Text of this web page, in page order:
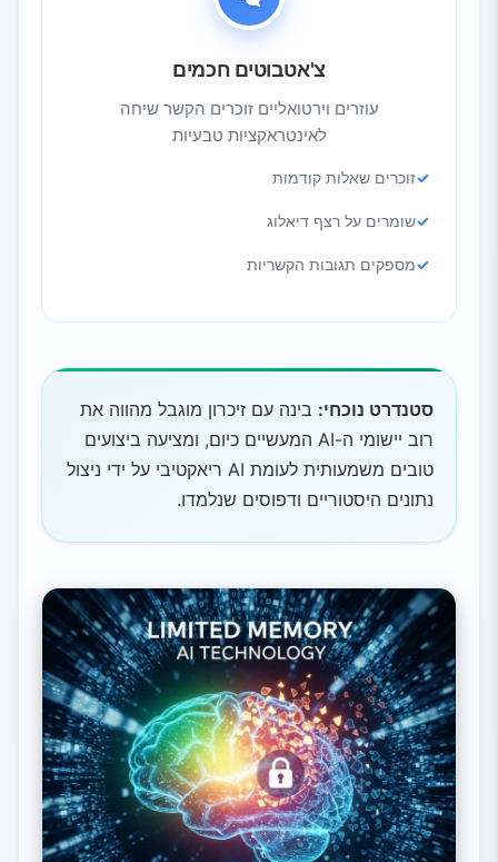
צ'אטבוטים חכמים
עוזרים וירטואליים זוכרים הקשר שיחה
לאינטראקציות טבעיות
זוכרים שאלות קודמות
שומרים על רצף דיאלוג
מספקים תגובות הקשריות
סטנדרט נוכחי: בינה עם זיכרון מוגבל מהווה את
רוב יישומי ה-AI המעשיים כיום, ומציעה ביצועים
טובים משמעותית לעומת AI ריאקטיבי על ידי ניצול
נתונים היסטוריים ודפוסים שנלמדו.